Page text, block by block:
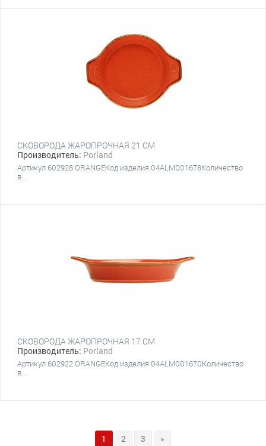
СКОВОРОДА ЖАРОПРОЧНАЯ 21 CM
Производитель: Porland
Артикул 602928 ORANGEКод изделия 04ALM001678Количество
в...
СКОВОРОДА ЖАРОПРОЧНАЯ 17 CM
Производитель: Porland
Артикул 602922 ORANGEКод изделия 04ALM001670Количество
в...
1 2 3 »